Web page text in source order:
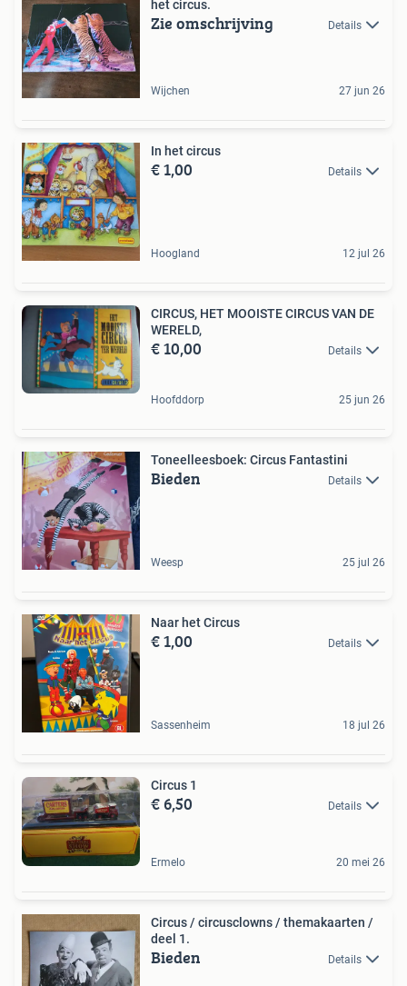
het circus.
Zie omschrijving Details
Wijchen 27 jun 26
In het circus
€ 1,00 Details
Hoogland 12 jul 26
CIRCUS, HET MOOISTE CIRCUS VAN DE
WERELD,
€ 10,00 Details
Hoofddorp 25 jun 26
Toneelleesboek: Circus Fantastini
Bieden Details
Weesp 25 jul 26
Naar het Circus
€ 1,00 Details
Sassenheim 18 jul 26
Circus 1
€ 6,50 Details
Ermelo 20 mei 26
Circus / circusclowns / themakaarten /
deel 1.
Bieden Details